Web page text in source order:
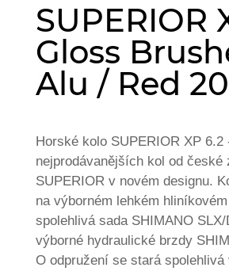
SUPERIOR
Gloss
Alu / Red
Horské kolo SUPERIOR XP 6.2
nejprodávanějších kol od české
SUPERIOR v novém designu.
na výborném lehkém
spolehlivá sada SHIMANO
výborné hydraulické brzdy
O odpružení se stará